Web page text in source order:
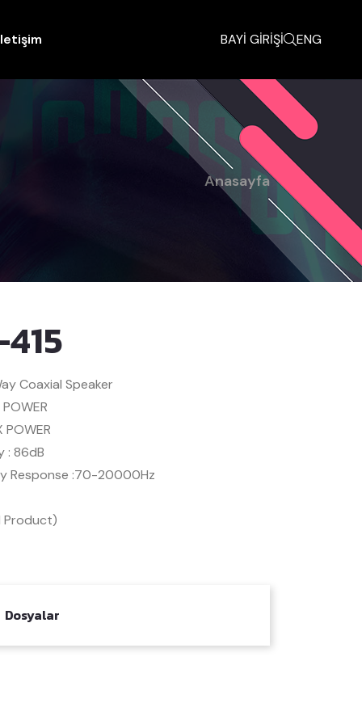
BAYİ GİRİŞİ ENG
Anasayfa
Coaxial Speaker
: 86dB
Response :70-20000Hz
Product)
Dosyalar